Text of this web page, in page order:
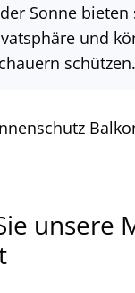
Sonne bieten
und
schützen.
unsere